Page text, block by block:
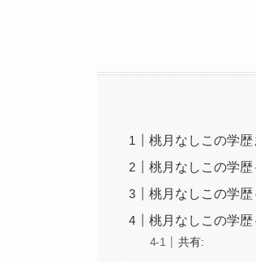
桃月なしこの学歴
桃月なしこの学
桃月なしこの学
桃月なしこの学
共有: